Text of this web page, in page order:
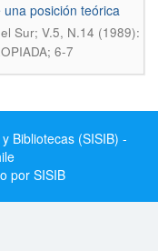
posición teórica
Sur; V.5, N.14 (1989):
6-7
Bibliotecas (SISIB) -
por SISIB